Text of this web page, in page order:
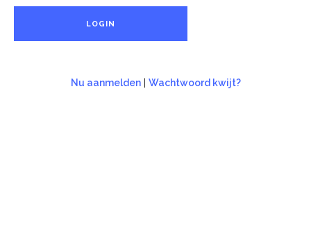
Nu aanmelden| Wachtwoord kwijt?